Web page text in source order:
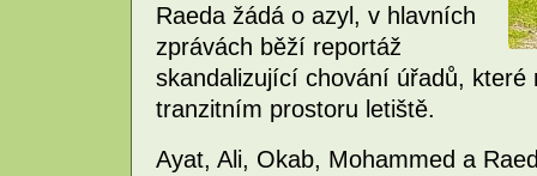
Raeda žádá o azyl, v hlavních
zprávách běží reportáž
skandalizující chování úřadů,
tranzitním prostoru letiště.
Ayat, Ali, Okab, Mohammed a